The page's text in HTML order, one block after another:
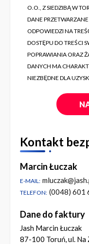
O.O., Z SIEDZIBĄ W
DANE
ODPOWIEDZI NA
DOSTĘPU DO TREŚCI
POPRAWIANIA ORAZ
DANYCH MA
NIEZBĘDNE DLA
Kontakt
Marcin Łuczak
E-MAIL:
TELEFON: (0048) 601
Dane do faktury
Jash Marcin Łuczak
87-100 Toruń, ul. Na